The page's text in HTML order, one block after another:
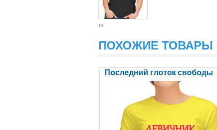
11
ПОХОЖИЕ ТОВАРЫ
Последний глоток свободы